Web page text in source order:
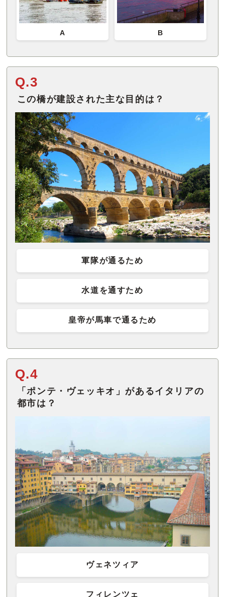
A B
Q.3
この橋が建設された主な目的は？
軍隊が通るため
水道を通すため
皇帝が馬車で通るため
Q.4
「ポンテ・ヴェッキオ」があるイタリアの
都市は？
ヴェネツィア
フィレンツェ